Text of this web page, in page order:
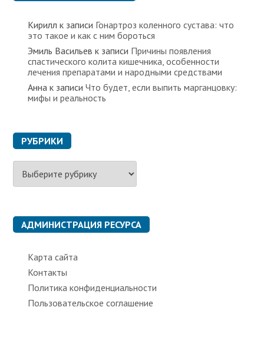
Кирилл к записи Гонартроз коленного сустава: что
это такое и как с ним бороться
Эмиль Васильев к записи Причины появления
спастического колита кишечника, особенности
лечения препаратами и народными средствами
Анна к записиЧто будет, если выпить марганцовку:
мифы и реальность
РУБРИКИ
б
к
и АДМИНИСТРАЦИЯ РЕСУРСА
Карта сайта
Контакты
Политика конфиденциальности
Пользовательское соглашение